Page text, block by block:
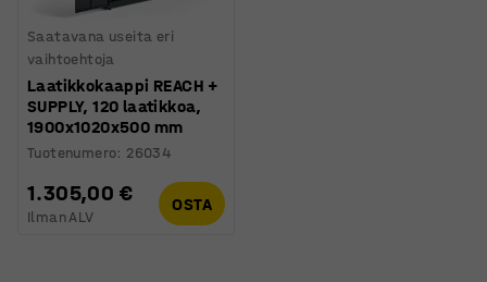
Saatavana useita eri
vaihtoehtoja
Laatikkokaappi REACH +
SUPPLY, 120 laatikkoa,
1900x1020x500 mm
Tuotenumero: 26034
1.305,00 €
Ilman ALV
OSTA